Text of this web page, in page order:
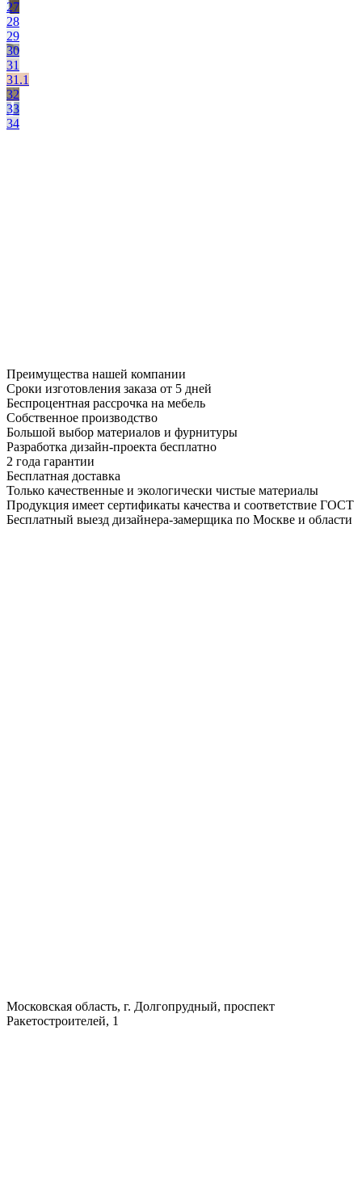
27
28
29
30
31
31.1
32
33
34
Преимущества нашей компании
Сроки изготовления заказа от 5 дней
Беспроцентная рассрочка на мебель
Собственное производство
Большой выбор материалов и фурнитуры
Разработка дизайн-проекта бесплатно
2 года гарантии
Бесплатная доставка
Только качественные и экологически чистые материалы
Продукция имеет сертификаты качества и соответствие ГОСТ
Бесплатный выезд дизайнера-замерщика по Москве и области
Московская область, г. Долгопрудный, проспект
Ракетостроителей, 1